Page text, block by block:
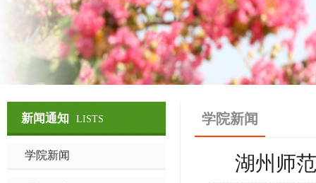
新闻通知 LISTS
学院新闻
学院新闻
湖州师